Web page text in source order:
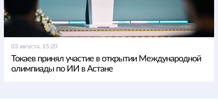
03 августа, 15:20
Токаев принял участие в открытии Международной
олимпиады по ИИ в Астане